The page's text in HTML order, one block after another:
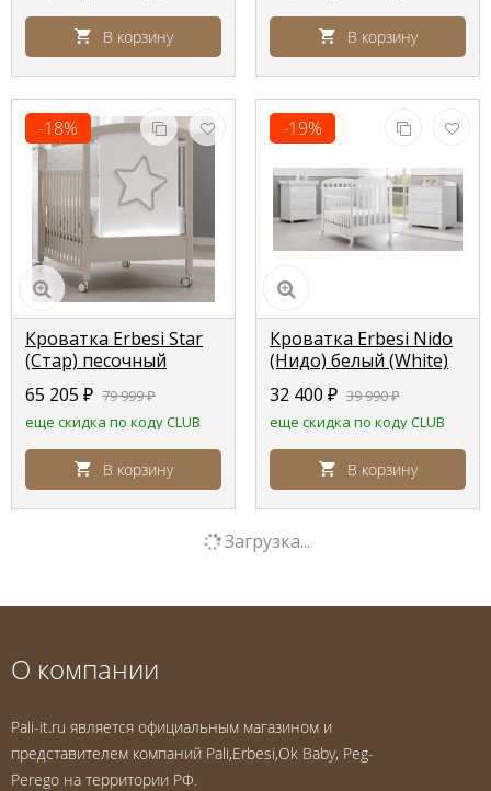
В корзину В корзину
-18%
Кроватка Erbesi Star
(Стар) песочный
выбеленный ( tortora
sbiancato)
65 205 ₽ 79 999₽
еще скидка по коду CLUB
В корзину
-19%
Кроватка Erbesi Nido
(Нидо) белый (White)
32 400 ₽ 39 990₽
еще скидка по коду CLUB
В корзину
Загрузка...
О компании
Pali-it.ru является официальным магазином и
представителем компаний Pali,Erbesi,Ok Baby, Peg-
Perego на территории РФ.